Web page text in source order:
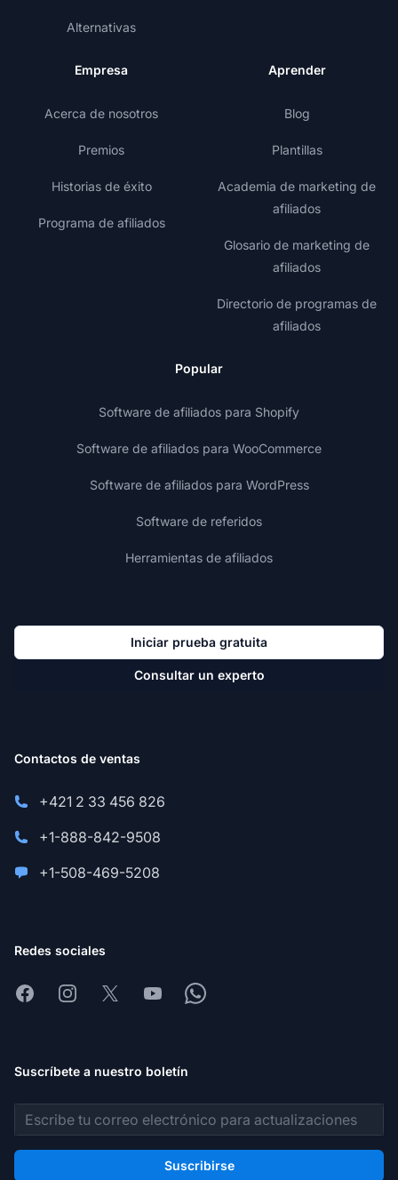
Alternativas
Empresa
Acerca de nosotros
Premios
Historias de éxito
Programa de afiliados
Aprender
Blog
Plantillas
Academia de marketing de
afiliados
Glosario de marketing de
afiliados
Directorio de programas de
afiliados
Popular
Software de afiliados para Shopify
Software de afiliados para WooCommerce
Software de afiliados para WordPress
Software de referidos
Herramientas de afiliados
Iniciar prueba gratuita
Consultar un experto
Contactos de ventas
+421 2 33 456 826
+1-888-842-9508
+1-508-469-5208
Redes sociales
FacebookInstagram
X YoutubeWhatsapp
Suscríbete a nuestro boletín
Dirección de correo electrónico
Suscribirse